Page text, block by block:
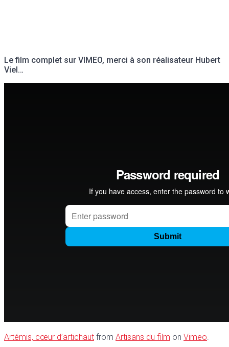
Le film complet sur VIMEO, merci à son réalisateur Hubert
Viel…
Artémis, cœur d’artichaut from Artisans du film on Vimeo.